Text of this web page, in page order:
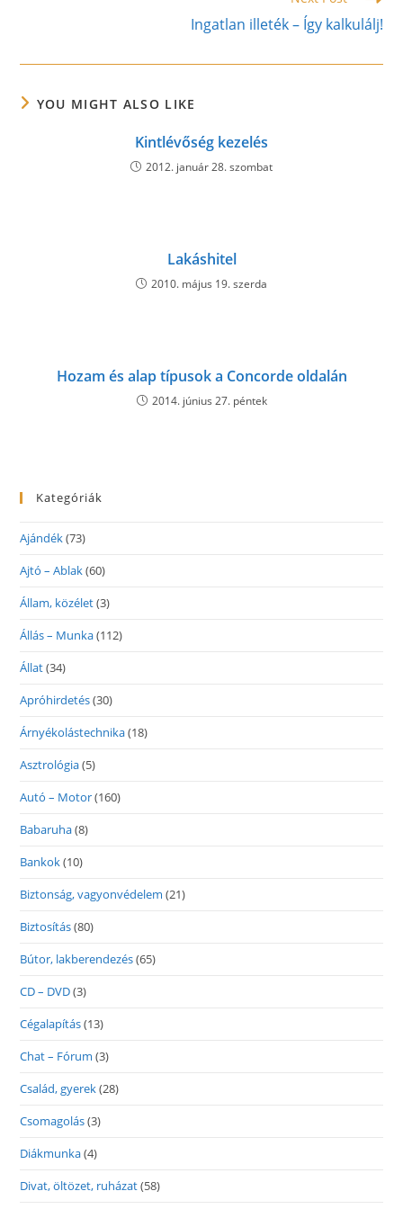
Ingatlan illeték – Így kalkulálj!
YOU MIGHT ALSO LIKE
Kintlévőség kezelés
2012. január 28. szombat
Lakáshitel
2010. május 19. szerda
Hozam és alap típusok a Concorde oldalán
2014. június 27. péntek
Kategóriák
Ajándék(73)
Ajtó – Ablak(60)
Állam, közélet(3)
Állás – Munka(112)
Állat(34)
Apróhirdetés(30)
Árnyékolástechnika(18)
Asztrológia(5)
Autó – Motor(160)
Babaruha(8)
Bankok(10)
Biztonság, vagyonvédelem (21)
Biztosítás(80)
Bútor, lakberendezés(65)
CD – DVD(3)
Cégalapítás(13)
Chat – Fórum (3)
Család, gyerek(28)
Csomagolás(3)
Diákmunka(4)
Divat, öltözet, ruházat(58)